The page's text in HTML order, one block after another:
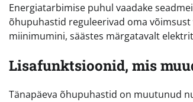
Energiatarbimise puhul vaadake
õhupuhastid reguleerivad oma
miinimumini, säästes märgatavalt
Lisafunktsioonid, mis
Tänapäeva õhupuhastid on muutunud